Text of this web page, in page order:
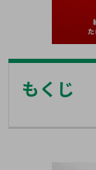
もくじ